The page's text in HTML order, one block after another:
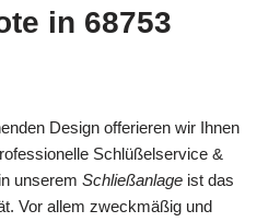
in 68753
Design offerieren wir Ihnen
Schlüßelservice &
unserem Schließanlage ist das
Vor allem zweckmäßig und